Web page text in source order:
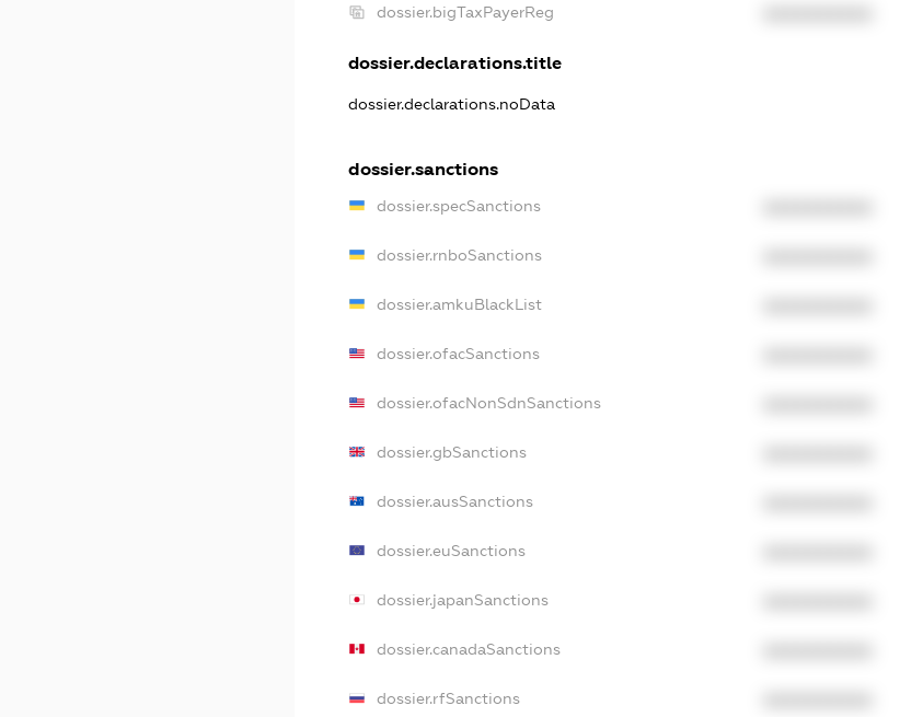
dossier.bigTaxPayerReg
dossier.declarations.title
dossier.declarations.noData
dossier.sanctions
dossier.specSanctions
dossier.rnboSanctions
dossier.amkuBlackList
dossier.ofacSanctions
dossier.ofacNonSdnSanctions
dossier.gbSanctions
dossier.ausSanctions
dossier.euSanctions
dossier.japanSanctions
dossier.canadaSanctions
dossier.rfSanctions